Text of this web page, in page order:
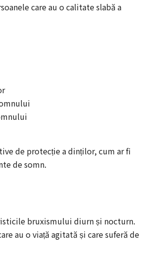
care au o calitate slabă a
de protecție a dinților, cum ar fi
de somn.
bruxismului diurn și nocturn.
au o viață agitată și care suferă de